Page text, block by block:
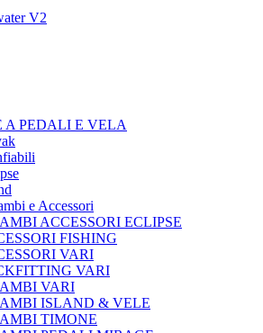
V2
PEDALI E VELA
e Accessori
ACCESSORI ECLIPSE
FISHING
VARI
VARI
VARI
ISLAND & VELE
TIMONE